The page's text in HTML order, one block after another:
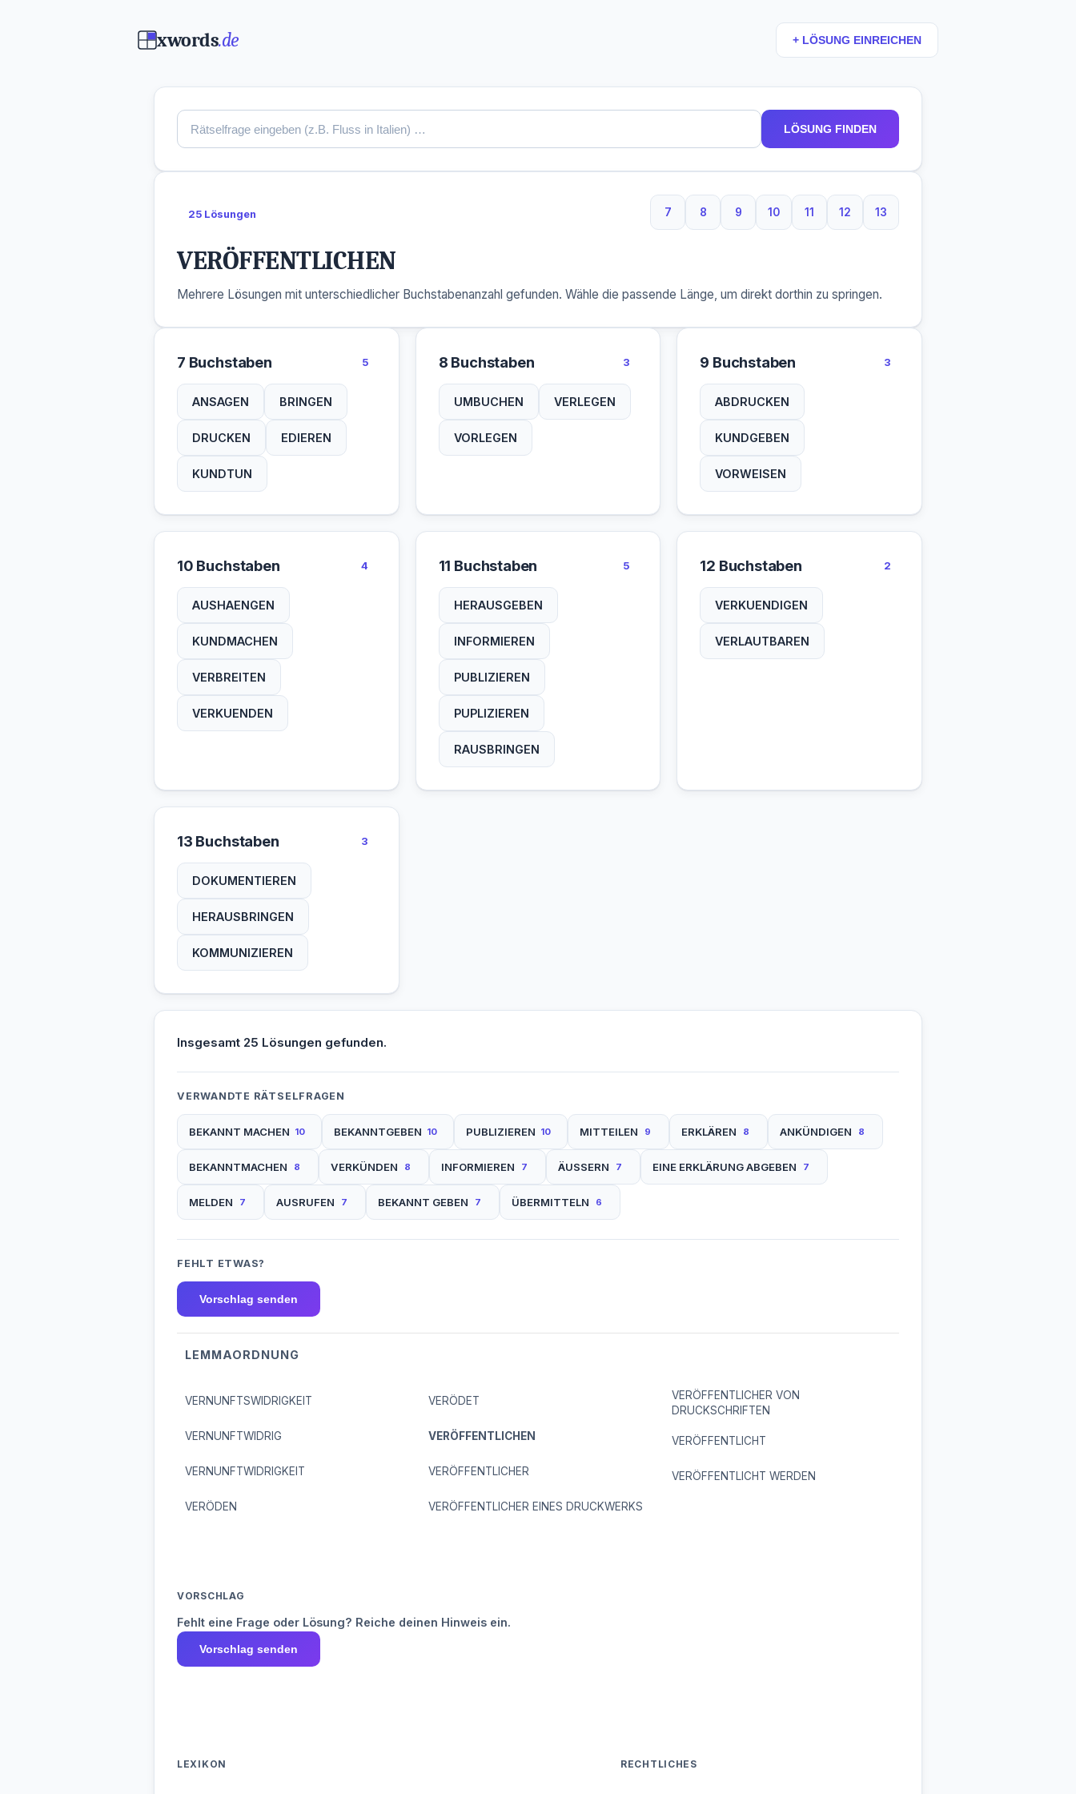
xwords.de + LÖSUNG EINREICHEN
LÖSUNG FINDEN
25 Lösungen 7
7 Buchstaben
8
8 Buchstaben
9
9 Buchstaben
10
10 Buchstaben
11
11 Buchstaben
12
12 Buchstaben
13
13 Buchstaben
VERÖFFENTLICHEN
Mehrere Lösungen mit unterschiedlicher Buchstabenanzahl gefunden. Wähle die passende Länge, um direkt dorthin zu springen.
7 Buchstaben 5
ANSAGEN BRINGEN
DRUCKEN EDIEREN
KUNDTUN
8 Buchstaben 3
UMBUCHEN VERLEGEN
VORLEGEN
9 Buchstaben 3
ABDRUCKEN
KUNDGEBEN
VORWEISEN
10 Buchstaben 4
AUSHAENGEN
KUNDMACHEN
VERBREITEN
VERKUENDEN
11 Buchstaben 5
HERAUSGEBEN
INFORMIEREN
PUBLIZIEREN
PUPLIZIEREN
RAUSBRINGEN
12 Buchstaben 2
VERKUENDIGEN
VERLAUTBAREN
13 Buchstaben 3
DOKUMENTIEREN
HERAUSBRINGEN
KOMMUNIZIEREN
Insgesamt 25 Lösungen gefunden.
VERWANDTE RÄTSELFRAGEN
BEKANNT MACHEN 10 BEKANNTGEBEN 10 PUBLIZIEREN 10 MITTEILEN 9 ERKLÄREN 8 ANKÜNDIGEN 8
BEKANNTMACHEN 8 VERKÜNDEN 8 INFORMIEREN 7 ÄUSSERN 7 EINE ERKLÄRUNG ABGEBEN 7
MELDEN 7 AUSRUFEN 7 BEKANNT GEBEN 7 ÜBERMITTELN 6
FEHLT ETWAS?
Vorschlag senden
LEMMAORDNUNG
VERNUNFTSWIDRIGKEIT
VERNUNFTWIDRIG
VERNUNFTWIDRIGKEIT
VERÖDEN
VERÖDET
VERÖFFENTLICHEN
VERÖFFENTLICHER
VERÖFFENTLICHER EINES DRUCKWERKS
VERÖFFENTLICHER VON
DRUCKSCHRIFTEN
VERÖFFENTLICHT
VERÖFFENTLICHT WERDEN
VORSCHLAG
Fehlt eine Frage oder Lösung? Reiche deinen Hinweis ein.
Vorschlag senden
LEXIKON RECHTLICHES